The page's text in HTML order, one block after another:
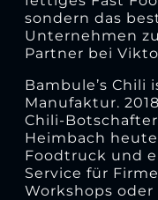
sondern das
Unternehmen
Partner bei
Bambule’s Chili
Manufaktur.
Chili-
Heimbach
Foodtruck und
Service für
Workshops oder